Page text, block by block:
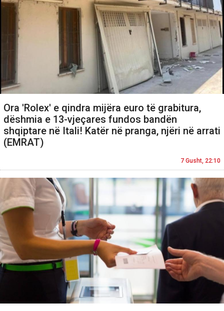
Ora 'Rolex' e qindra mijëra euro të grabitura,
dëshmia e 13-vjeçares fundos bandën
shqiptare në Itali! Katër në pranga, njëri në arrati
(EMRAT)
7 Gusht, 22:10